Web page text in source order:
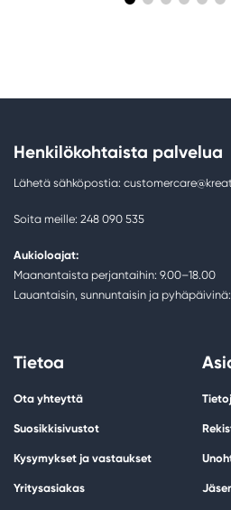
Henkilökohtaista palvelua
Lähetä sähköpostia:
Soita meille: 248 090 535
Aukioloajat:
Maanantaista perjantaihin: 9.00–18.00
Lauantaisin, sunnuntaisin ja
Tietoa
Ota yhteyttä
Suosikkisivustot
Kysymykset ja vastaukset
Yritysasiakas